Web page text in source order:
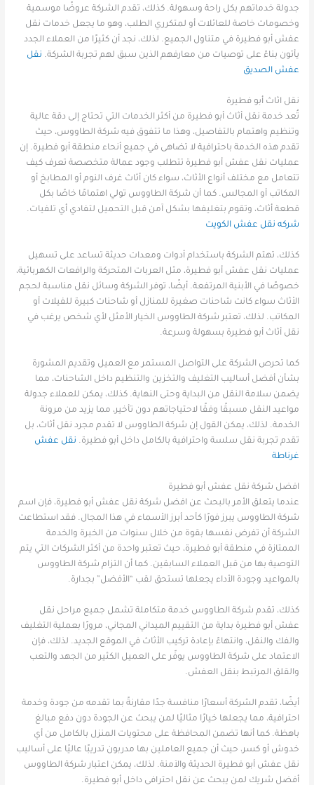
جدولة خدماتهم بكل راحة وسهولة. كذلك، تقدم الشركة عروضًا موسمية
وخصومات خاصة للعائلات أو لمتكرري الطلب، وهو ما يجعل خدمات نقل
عفش أبو فطيرة في متناول الجميع. لذلك، نجد أن كثيرًا من العملاء الجدد
يأتون بناءً على توصيات من معارفهم الذين سبق لهم تجربة الشركة. نقل
عفش الصديق
نقل اثاث أبو فطيرة
تُعد خدمة نقل أثاث أبو فطيرة من أكثر الخدمات التي تحتاج إلى دقة عالية
وتنظيم واهتمام بالتفاصيل، وهذا ما تتفوق فيه شركة الطاووس، حيث
تقدم هذه الخدمة باحترافية لا تضاهى في جميع أنحاء منطقة أبو فطيرة. إن
عمليات نقل عفش أبو فطيرة تتطلب وجود عمالة متخصصة تعرف كيف
تتعامل مع مختلف أنواع الأثاث، سواء كان أثاث غرف النوم أو المطابخ أو
المكاتب أو المجالس. كما أن شركة الطاووس تولي اهتمامًا خاصًا بكل
قطعة أثاث، وتقوم بتغليفها بشكل آمن قبل التحميل لتفادي أي تلفيات.
شركه نقل عفش الكويت
كذلك، تهتم الشركة باستخدام أدوات ومعدات حديثة تساعد على تسهيل
عمليات نقل عفش أبو فطيرة، مثل العربات المتحركة والرافعات الكهربائية،
خصوصًا في الأبنية المرتفعة. أيضًا، توفر الشركة وسائل نقل مناسبة لحجم
الأثاث سواء كانت شاحنات صغيرة للمنازل أو شاحنات كبيرة للفيلات أو
المكاتب. لذلك، تعتبر شركة الطاووس الخيار الأمثل لأي شخص يرغب في
نقل أثاث أبو فطيرة بسهولة وسرعة.
كما تحرص الشركة على التواصل المستمر مع العميل وتقديم المشورة
بشأن أفضل أساليب التغليف والتخزين والتنظيم داخل الشاحنات، مما
يضمن سلامة النقل من البداية وحتى النهاية. كذلك، يمكن للعملاء جدولة
مواعيد النقل مسبقًا وفقًا لاحتياجاتهم دون تأخير، مما يزيد من مرونة
الخدمة. لذلك، يمكن القول إن شركة الطاووس لا تقدم مجرد نقل أثاث، بل
تقدم تجربة نقل سلسة واحترافية بالكامل داخل أبو فطيرة. نقل عفش
غرناطة
افضل شركة نقل عفش أبو فطيرة
عندما يتعلق الأمر بالبحث عن افضل شركة نقل عفش أبو فطيرة، فإن اسم
شركة الطاووس يبرز فورًا كأحد أبرز الأسماء في هذا المجال. فقد استطاعت
الشركة أن تفرض نفسها بقوة من خلال سنوات من الخبرة والخدمة
الممتازة في منطقة أبو فطيرة، حيث تعتبر واحدة من أكثر الشركات التي يتم
التوصية بها من قبل العملاء السابقين. كما أن التزام شركة الطاووس
بالمواعيد وجودة الأداء يجعلها تستحق لقب “الأفضل” بجدارة.
كذلك، تقدم شركة الطاووس خدمة متكاملة تشمل جميع مراحل نقل
عفش أبو فطيرة بداية من التقييم الميداني المجاني، مرورًا بعملية التغليف
والفك والنقل، وانتهاءً بإعادة تركيب الأثاث في الموقع الجديد. لذلك، فإن
الاعتماد على شركة الطاووس يوفّر على العميل الكثير من الجهد والتعب
والقلق المرتبط بنقل العفش.
أيضًا، تقدم الشركة أسعارًا منافسة جدًا مقارنةً بما تقدمه من جودة وخدمة
احترافية، مما يجعلها خيارًا مثاليًا لمن يبحث عن الجودة دون دفع مبالغ
باهظة. كما أنها تضمن المحافظة على محتويات المنزل بالكامل من أي
خدوش أو كسر، حيث أن جميع العاملين بها مدربون تدريبًا عاليًا على أساليب
نقل عفش أبو فطيرة الحديثة والآمنة. لذلك، يمكن اعتبار شركة الطاووس
أفضل شريك لمن يبحث عن نقل احترافي داخل أبو فطيرة.